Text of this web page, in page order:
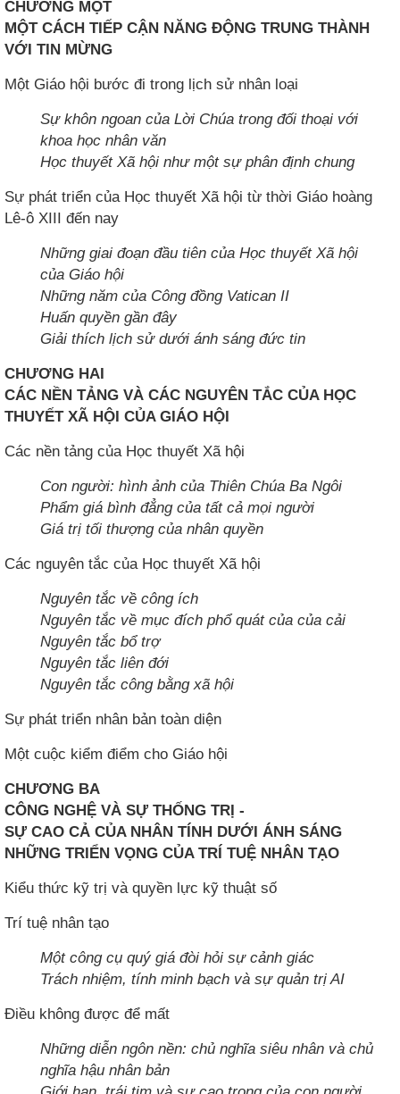
CHƯƠNG MỘT
MỘT CÁCH TIẾP CẬN NĂNG ĐỘNG TRUNG THÀNH
VỚI TIN MỪNG
Một Giáo hội bước đi trong lịch sử nhân loại
Sự khôn ngoan của Lời Chúa trong đối thoại với
khoa học nhân văn
Học thuyết Xã hội như một sự phân định chung
Sự phát triển của Học thuyết Xã hội từ thời Giáo hoàng
Lê-ô XIII đến nay
Những giai đoạn đầu tiên của Học thuyết Xã hội
của Giáo hội
Những năm của Công đồng Vatican II
Huấn quyền gần đây
Giải thích lịch sử dưới ánh sáng đức tin
CHƯƠNG HAI
CÁC NỀN TẢNG VÀ CÁC NGUYÊN TẮC CỦA HỌC
THUYẾT XÃ HỘI CỦA GIÁO HỘI
Các nền tảng của Học thuyết Xã hội
Con người: hình ảnh của Thiên Chúa Ba Ngôi
Phẩm giá bình đẳng của tất cả mọi người
Giá trị tối thượng của nhân quyền
Các nguyên tắc của Học thuyết Xã hội
Nguyên tắc về công ích
Nguyên tắc về mục đích phổ quát của của cải
Nguyên tắc bổ trợ
Nguyên tắc liên đới
Nguyên tắc công bằng xã hội
Sự phát triển nhân bản toàn diện
Một cuộc kiểm điểm cho Giáo hội
CHƯƠNG BA
CÔNG NGHỆ VÀ SỰ THỐNG TRỊ -
SỰ CAO CẢ CỦA NHÂN TÍNH DƯỚI ÁNH SÁNG
NHỮNG TRIỂN VỌNG CỦA TRÍ TUỆ NHÂN TẠO
Kiểu thức kỹ trị và quyền lực kỹ thuật số
Trí tuệ nhân tạo
Một công cụ quý giá đòi hỏi sự cảnh giác
Trách nhiệm, tính minh bạch và sự quản trị AI
Điều không được để mất
Những diễn ngôn nền: chủ nghĩa siêu nhân và chủ
nghĩa hậu nhân bản